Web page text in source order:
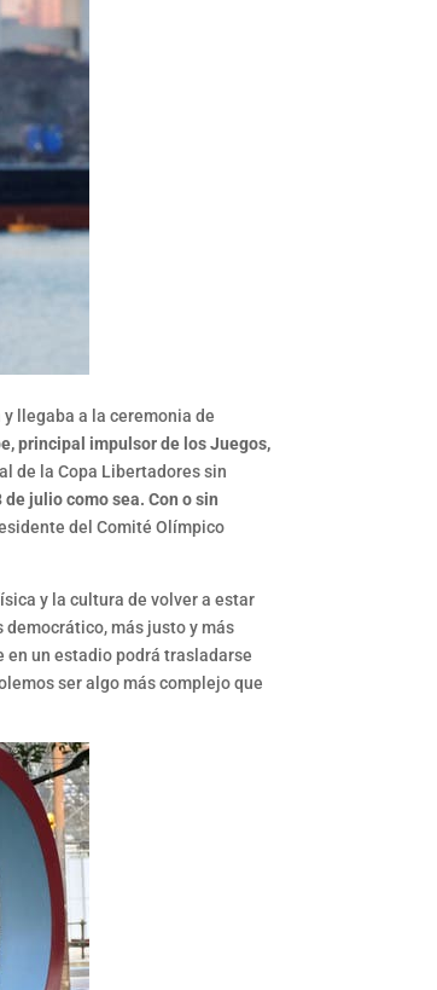
llegaba a la ceremonia de
principal impulsor de los Juegos,
de la Copa Libertadores sin
julio como sea. Con o sin
del Comité Olímpico
y la cultura de volver a estar
más justo y más
en un estadio podrá trasladarse
ser algo más complejo que